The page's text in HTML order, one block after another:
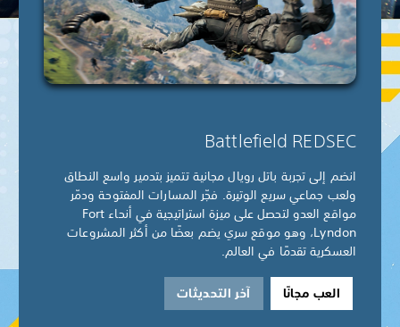
Battlefield REDSEC
انضم إلى تجربة باتل رويال مجانية تتميز بتدمير واسع النطاق
ولعب جماعي سريع الوتيرة. فجّر المسارات المفتوحة ودمّر
مواقع العدو لتحصل على ميزة استراتيجية في أنحاء Fort
Lyndon، وهو موقع سري يضم بعضًا من أكثر المشروعات
العسكرية تقدمًا في العالم.
العب مجانًا آخر التحديثات